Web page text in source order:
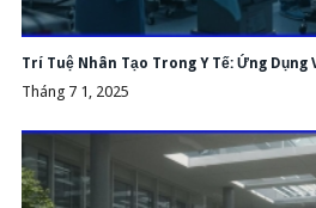
Trí Tuệ Nhân Tạo Trong Y Tế: Ứng Dụng
Tháng 7 1, 2025